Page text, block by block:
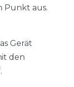
Punkt aus.
Gerät
den